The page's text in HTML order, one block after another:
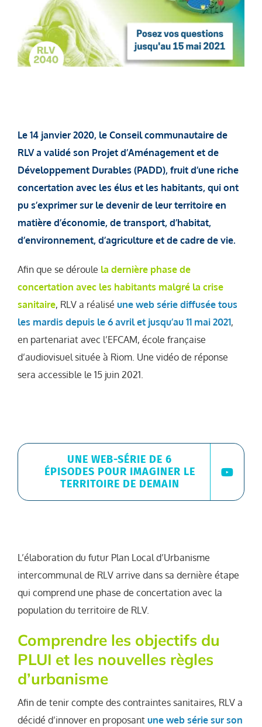
Le 14 janvier 2020, le Conseil communautaire de
RLV a validé son Projet d’Aménagement et de
Développement Durables (PADD), fruit d’une riche
concertation avec les élus et les habitants, qui ont
pu s’exprimer sur le devenir de leur territoire en
matière d’économie, de transport, d’habitat,
d’environnement, d’agriculture et de cadre de vie.
Afin que se déroule la dernière phase de
concertation avec les habitants malgré la crise
sanitaire, RLV a réalisé une web série diffusée tous
les mardis depuis le 6 avril et jusqu’au 11 mai 2021,
en partenariat avec l’EFCAM, école française
d’audiovisuel située à Riom. Une vidéo de réponse
sera accessible le 15 juin 2021.
UNE WEB-SÉRIE DE 6
ÉPISODES POUR IMAGINER LE
TERRITOIRE DE DEMAIN
L’élaboration du futur Plan Local d’Urbanisme
intercommunal de RLV arrive dans sa dernière étape
qui comprend une phase de concertation avec la
population du territoire de RLV.
Comprendre les objectifs du
PLUI et les nouvelles règles
d’urbanisme
Afin de tenir compte des contraintes sanitaires, RLV a
décidé d’innover en proposant une web série sur son